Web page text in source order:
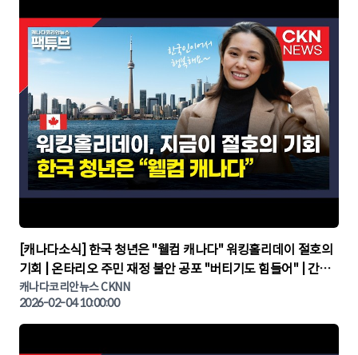
▶
[캐나다소식] 한국 청년은 "웰컴 캐나다" 워킹홀리데이 절호의
기회 | 온타리오 주민 재정 불안 공포 "버티기도 힘들어" | 간추
린 캐나다뉴스 | CKNNEWS, 캐나다코리안뉴스
캐나다코리안뉴스 CKNN
2026-02-04 10:00:00